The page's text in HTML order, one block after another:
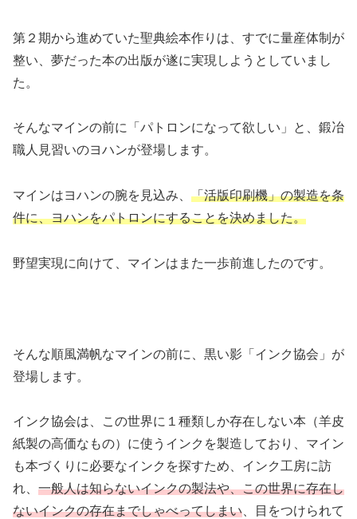
第２期から進めていた聖典絵本作りは、すでに量産体制が
整い、夢だった本の出版が遂に実現しようとしていまし
た。
そんなマインの前に「パトロンになって欲しい」と、鍛冶
職人見習いのヨハンが登場します。
マインはヨハンの腕を見込み、 「活版印刷機」の製造を条
件に、ヨハンをパトロンにすることを決めました。
野望実現に向けて、マインはまた一歩前進したのです。
そんな順風満帆なマインの前に、黒い影「インク協会」が
登場します。
インク協会は、この世界に１種類しか存在しない本（羊皮
紙製の高価なもの）に使うインクを製造しており、マイン
も本づくりに必要なインクを探すため、インク工房に訪
れ、 一般人は知らないインクの製法や、この世界に存在し
ないインクの存在までしゃべってしまい 、目をつけられて